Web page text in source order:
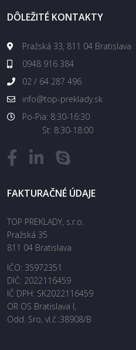
DÔLEŽITÉ KONTAKTY
Pražská 33, 811 04 Bratislava
0948 916 384
02 / 64 287 496
info@top-preklady.sk
Po-Pia: 8:30-16:30
St: 8:30-18:00
FAKTURAČNÉ ÚDAJE
TOP PREKLADY, s.r.o.
Pražská 35
811 04 Bratislava
IČO: 35972351
DIČ: 2022116459
IČ DPH: SK2022116459
OR OS Bratislava I,
Odd. Sro, vl.č.:38908/B